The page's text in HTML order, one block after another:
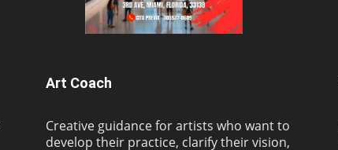
Art Coach
Creative guidance for artists who want to
develop their practice, clarify their vision,